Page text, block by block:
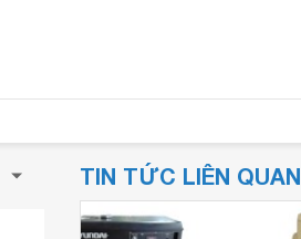
TIN TỨC LIÊN QUAN